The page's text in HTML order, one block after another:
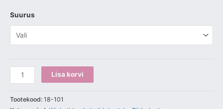
Suurus
Lisa korvi
Tootekood: 18-101